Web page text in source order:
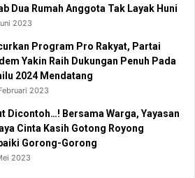
Dua Rumah Anggota Tak Layak Huni
2023
Program Pro Rakyat, Partai
Yakin Raih Dukungan Penuh Pada
2024 Mendatang
2023
Dicontoh…! Bersama Warga, Yayasan
Cinta Kasih Gotong Royong
Gorong-Gorong
2023